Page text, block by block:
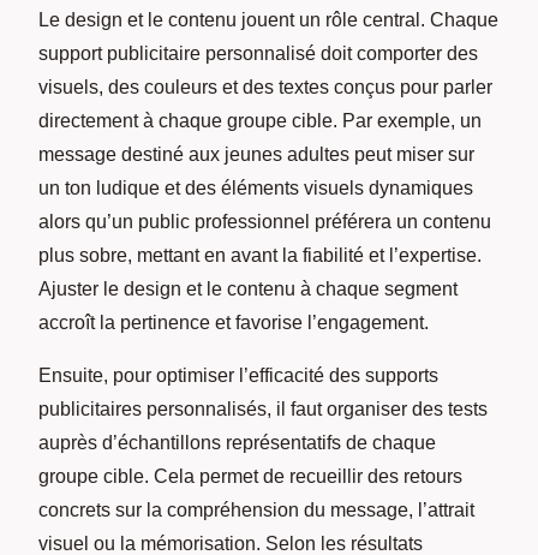
Le design et le contenu jouent un rôle central. Chaque
support publicitaire personnalisé doit comporter des
visuels, des couleurs et des textes conçus pour parler
directement à chaque groupe cible. Par exemple, un
message destiné aux jeunes adultes peut miser sur
un ton ludique et des éléments visuels dynamiques
alors qu’un public professionnel préférera un contenu
plus sobre, mettant en avant la fiabilité et l’expertise.
Ajuster le design et le contenu à chaque segment
accroît la pertinence et favorise l’engagement.
Ensuite, pour optimiser l’efficacité des supports
publicitaires personnalisés, il faut organiser des tests
auprès d’échantillons représentatifs de chaque
groupe cible. Cela permet de recueillir des retours
concrets sur la compréhension du message, l’attrait
visuel ou la mémorisation. Selon les résultats